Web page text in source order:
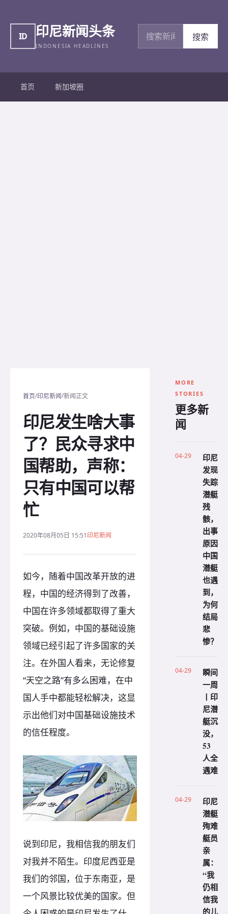
ID 印尼新闻头条
INDONESIA HEADLINES
搜索新闻
搜索
首页 新加坡圈
首页/印尼新闻/新闻正文
印尼发生啥大事
了？民众寻求中
国帮助，声称：
只有中国可以帮
忙
2020年08月05日 15:51印尼新闻
如今，随着中国改革开放的进
程，中国的经济得到了改善，
中国在许多领域都取得了重大
突破。例如，中国的基础设施
领域已经引起了许多国家的关
注。在外国人看来，无论修复
“天空之路”有多么困难，在中
国人手中都能轻松解决，这显
示出他们对中国基础设施技术
的信任程度。
说到印尼，我相信我的朋友们
对我并不陌生。印度尼西亚是
我们的邻国，位于东南亚，是
一个风景比较优美的国家。但
MORE
STORIES
更多新
闻
04-29
印尼
发现
失踪
潜艇
残
骸，
出事
原因
中国
潜艇
也遇
到，
为何
结局
悲
惨？
04-29
瞬间
一周
丨印
尼潜
艇沉
没，
53
人全
遇难
04-29
印尼
潜艇
殉难
艇员
亲
属：
“我
仍相
信我
的儿